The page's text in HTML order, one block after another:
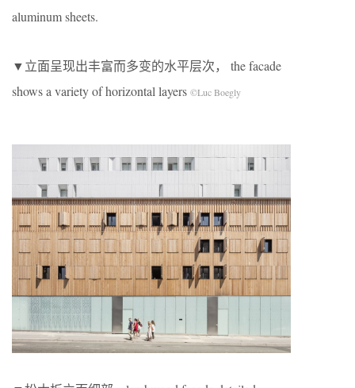
aluminum sheets.
▼立面呈现出丰富而多变的水平层次， the facade
shows a variety of horizontal layers ©Luc Boegly